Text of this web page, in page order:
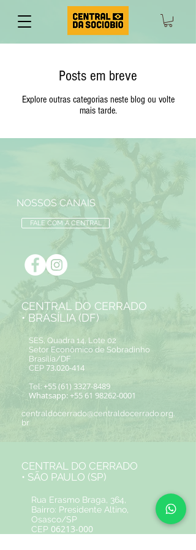
Posts em breve
Explore outras categorias neste blog ou volte
mais tarde.
NOSSOS CANAIS
FALE COM A CENTRAL
CENTRAL DO CERRADO
• BRASÍLIA (DF)
SES, Quadra 14, Lote 02
Setor Econômico de Sobradinho
Brasília/DF
CEP 73.020-414
Tel: +55 (61) 3327-8489
Whatsapp: +55 61 98262-0001
centraldocerrado@centraldocerrado.org.
br
CENTRAL DO CERRADO
• SÃO PAULO (SP)
Rua Erasmo Braga, 364,
Bairro: Presidente Altino,
Osasco/SP
CEP 06213-000